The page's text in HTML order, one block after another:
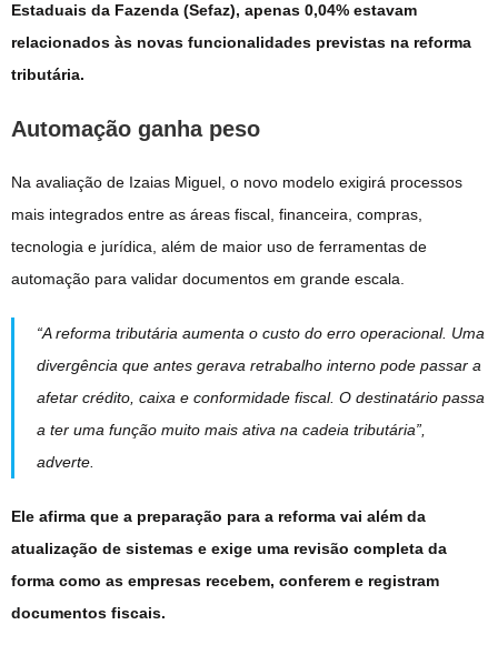
Estaduais da Fazenda (Sefaz), apenas 0,04% estavam
relacionados às novas funcionalidades previstas na reforma
tributária.
Automação ganha peso
Na avaliação de Izaias Miguel, o novo modelo exigirá processos
mais integrados entre as áreas fiscal, financeira, compras,
tecnologia e jurídica, além de maior uso de ferramentas de
automação para validar documentos em grande escala.
“A reforma tributária aumenta o custo do erro operacional. Uma
divergência que antes gerava retrabalho interno pode passar a
afetar crédito, caixa e conformidade fiscal. O destinatário passa
a ter uma função muito mais ativa na cadeia tributária”,
adverte.
Ele afirma que a preparação para a reforma vai além da
atualização de sistemas e exige uma revisão completa da
forma como as empresas recebem, conferem e registram
documentos fiscais.